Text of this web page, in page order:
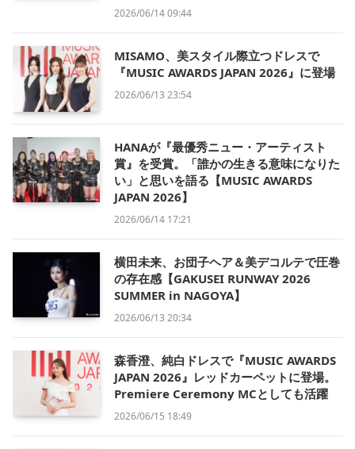
2026/06/14 09:44
MISAMO、美スタイル際立つドレスで
『MUSIC AWARDS JAPAN 2026』に登場
2026/06/13 23:54
HANAが『最優秀ニュー・アーティスト
賞』を受賞。「誰かの生きる意味になりた
い」と思いを語る【MUSIC AWARDS
JAPAN 2026】
2026/06/14 17:21
横田未来、お団子ヘア＆美デコルテで圧巻
の存在感【GAKUSEI RUNWAY 2026
SUMMER in NAGOYA】
2026/06/13 20:34
森香澄、純白ドレスで『MUSIC AWARDS
JAPAN 2026』レッドカーペットに登場。
Premiere Ceremony MCとしても活躍
2026/06/15 18:49